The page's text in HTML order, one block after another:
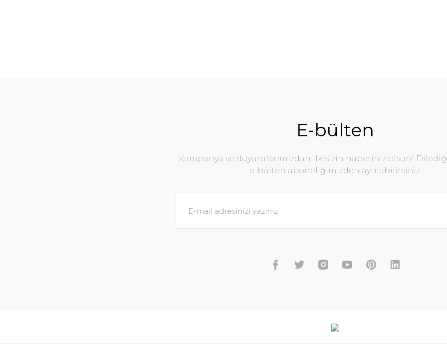
E-bülten
Kampanya ve duyurularımızdan ilk sizin haberiniz olsun!
e-bülten aboneliğimizden ayrılabilirsiniz.